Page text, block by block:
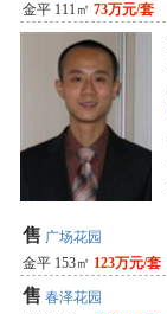
金平 111㎡ 73万元/套
售 广场花园
金平 153㎡ 123万元/套
售 春泽花园